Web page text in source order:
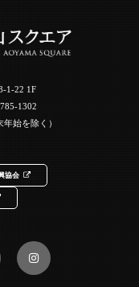
1-22 1F
1302
始を除く）
協会